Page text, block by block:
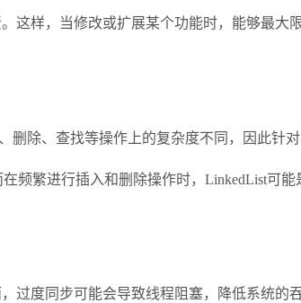
这样，当修改或扩展某个功能时，能够最
除、查找等操作上的复杂度不同，因此针
频繁进行插入和删除操作时，LinkedList可
过度同步可能会导致线程阻塞，降低系统的吞